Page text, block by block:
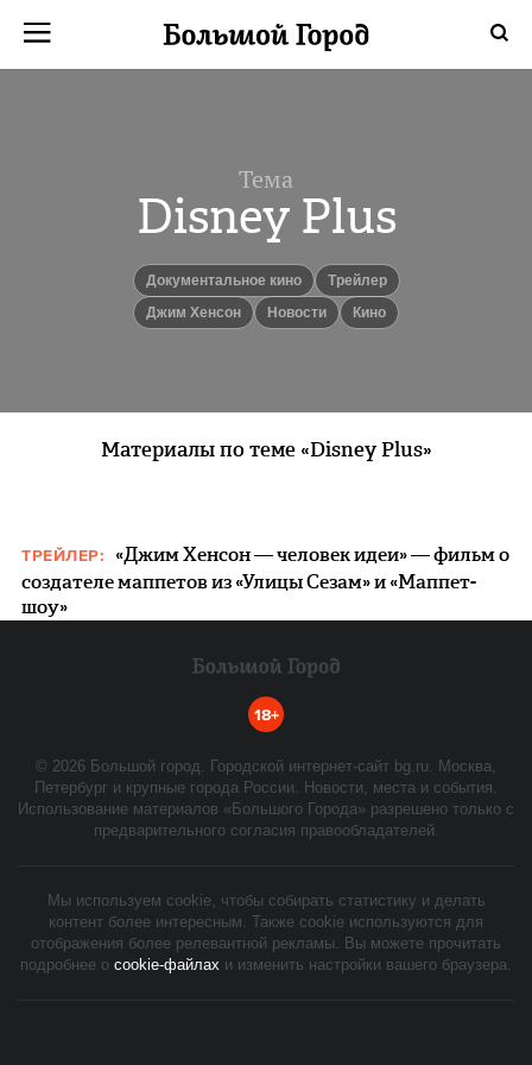
Тема
Disney Plus
Документальное кино
Трейлер
Джим Хенсон
новости кино
Материалы по теме «Disney Plus»
ТРЕЙЛЕР:
«Джим Хенсон — человек идеи» — фильм о
создателе маппетов из «Улицы Сезам» и «Маппет-
шоу»
18+
© 2026 Большой город. Городской интернет-сайт bg.ru. Москва,
Петербург и крупные города России. Новости, места и события.
Использование материалов «Большого Города» разрешено только с
предварительного согласия правообладателей.
Мы используем cookie, чтобы собирать статистику и делать
контент более интересным. Также cookie используются для
отображения более релевантной рекламы. Вы можете прочитать
подробнее о cookie-файлах и изменить настройки вашего браузера.